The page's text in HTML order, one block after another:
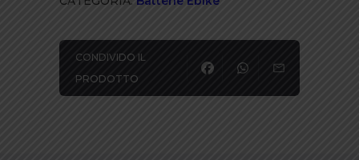
CONDIVIDO IL
PRODOTTO